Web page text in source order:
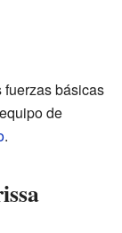
básicas
de
.